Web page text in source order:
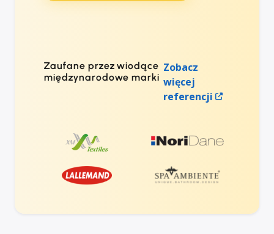
Zaufane przez wiodące
międzynarodowe marki
Zobacz
więcej
referencji